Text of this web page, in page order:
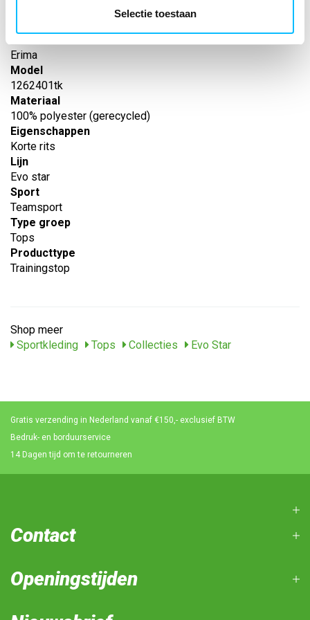
Selectie toestaan
Erima
Model
1262401tk
Materiaal
100% polyester (gerecycled)
Eigenschappen
Korte rits
Lijn
Evo star
Sport
Teamsport
Type groep
Tops
Producttype
Trainingstop
Shop meer
Sportkleding
Tops Collecties Evo Star
Gratis verzending in Nederland vanaf €150,- exclusief BTW
Bedruk- en borduurservice
14 Dagen tijd om te retourneren
Contact
Openingstijden